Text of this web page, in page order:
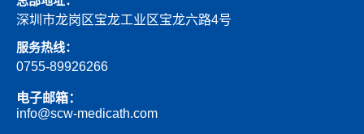
深圳市龙岗区宝龙工业区宝龙六路4号
服务热线：
0755-89926266
电子邮箱：
info@scw-medicath.com